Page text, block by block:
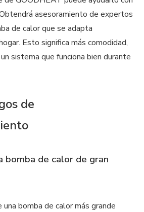
asesoramiento de expertos
de calor que se adapta
Esto significa más comodidad,
sistema que funciona bien durante
de
bomba de calor de gran
una bomba de calor más grande